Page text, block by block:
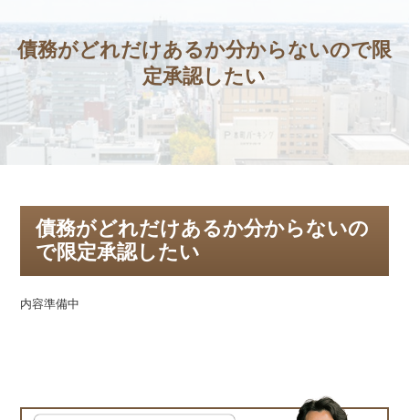
債務がどれだけあるか分からないので限
定承認したい
債務がどれだけあるか分からないの
で限定承認したい
内容準備中